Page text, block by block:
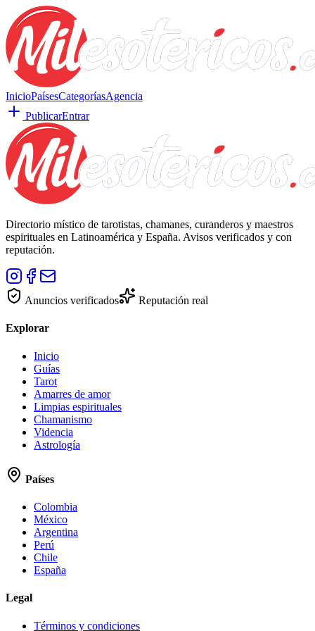
InicioPaísesCategoríasAgencia
PublicarEntrar
Directorio místico de tarotistas, chamanes, curanderos y maestros
espirituales en Latinoamérica y España. Avisos verificados y con
reputación.
Anuncios verificados Reputación real
Explorar
Inicio
Guías
Tarot
Amarres de amor
Limpias espirituales
Chamanismo
Videncia
Astrología
Países
Colombia
México
Argentina
Perú
Chile
España
Legal
Términos y condiciones